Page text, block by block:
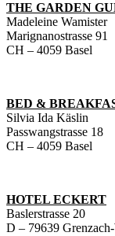
THE GARDEN
Madeleine Wamister
Marignanostrasse 91
CH – 4059 Basel
BED &
Silvia Ida Käslin
Passwangstrasse 18
CH – 4059 Basel
HOTEL ECKERT
Baslerstrasse 20
D – 79639